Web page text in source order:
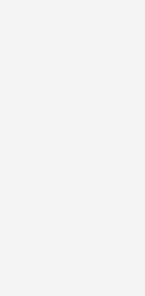
in
müssen so
seine Aufsichtspflicht
Auswirkungen
schnell
der geplanten
als zehn Kinder eine
eine